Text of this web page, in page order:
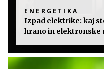
ENERGETIKA
Izpad elektrike: kaj
hrano in elektronske